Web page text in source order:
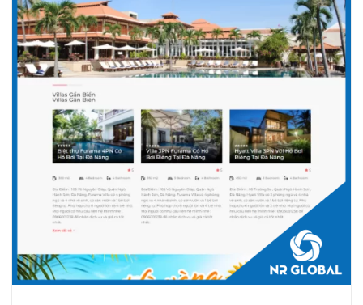
Chi tiết Xem giao diện